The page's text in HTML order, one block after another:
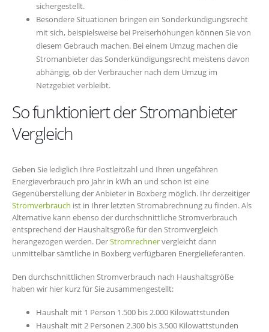
sichergestellt.
Besondere Situationen bringen ein Sonderkündigungsrecht
mit sich, beispielsweise bei Preiserhöhungen können Sie von
diesem Gebrauch machen. Bei einem Umzug machen die
Stromanbieter das Sonderkündigungsrecht meistens davon
abhängig, ob der Verbraucher nach dem Umzug im
Netzgebiet verbleibt.
So funktioniert der Stromanbieter
Vergleich
Geben Sie lediglich Ihre Postleitzahl und Ihren ungefähren
Energieverbrauch pro Jahr in kWh an und schon ist eine
Gegenüberstellung der Anbieter in Boxberg möglich. Ihr derzeitiger
Stromverbrauch ist in Ihrer letzten Stromabrechnung zu finden. Als
Alternative kann ebenso der durchschnittliche Stromverbrauch
entsprechend der Haushaltsgröße für den Stromvergleich
herangezogen werden. DerStromrechnervergleicht dann
unmittelbar sämtliche in Boxberg verfügbaren Energielieferanten.
Den durchschnittlichen Stromverbrauch nach Haushaltsgröße
haben wir hier kurz für Sie zusammengestellt:
Haushalt mit 1 Person 1.500 bis 2.000 Kilowattstunden
Haushalt mit 2 Personen 2.300 bis 3.500 Kilowattstunden